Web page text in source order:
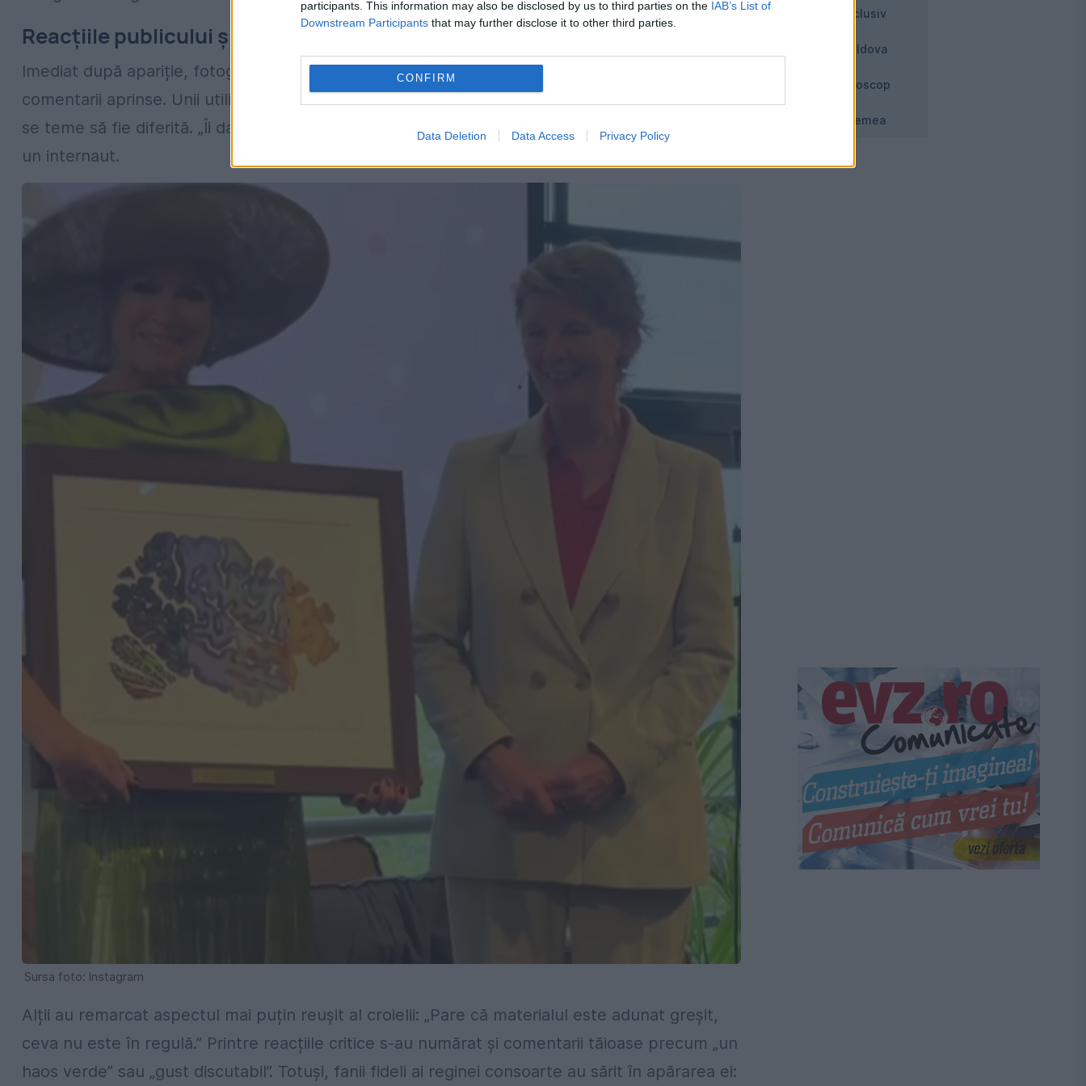
participants. This information may also be disclosed by us to third parties on the IAB’s List of
Downstream Participants that may further disclose it to other third parties.
CONFIRM
Data Deletion Data Access Privacy Policy
Reacțiile publicului și criticile din mediul online
Imediat după apariție, fotografiile cu regina au început să circule pe rețelele sociale, stârnind
comentarii aprinse. Unii utilizatori au apreciat faptul că Regina Maxima își asumă riscuri și nu
se teme să fie diferită. „Îi dau credit pentru curaj, dar rochia aceasta este un dezastru”, a scris
un internaut.
Sursa foto: Instagram
Alții au remarcat aspectul mai puțin reușit al croielii: „Pare că materialul este adunat greșit,
ceva nu este în regulă.” Printre reacțiile critice s-au numărat și comentarii tăioase precum „un
haos verde” sau „gust discutabil”. Totuși, fanii fideli ai reginei consoarte au sărit în apărarea ei:
Exclusiv
Moldova
Horoscop
Vremea